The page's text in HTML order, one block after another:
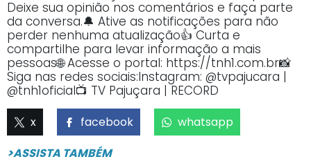
Deixe sua opinião nos comentários e faça parte
da conversa.🔔 Ative as notificações para não
perder nenhuma atualização👍 Curta e
compartilhe para levar informação a mais
pessoas🌐 Acesse o portal: https://tnh1.com.br📸
Siga nas redes sociais:Instagram: @tvpajucara |
@tnh1oficial📺 TV Pajuçara | RECORD
x facebook
whatsapp
>ASSISTA TAMBÉM